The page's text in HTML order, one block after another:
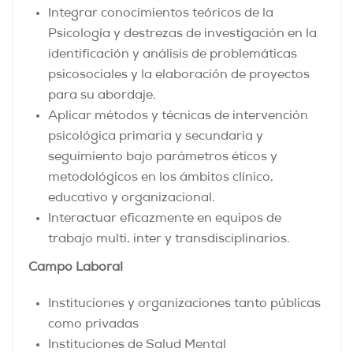
Integrar conocimientos teóricos de la
Psicología y destrezas de investigación en la
identificación y análisis de problemáticas
psicosociales y la elaboración de proyectos
para su abordaje.
Aplicar métodos y técnicas de intervención
psicológica primaria y secundaria y
seguimiento bajo parámetros éticos y
metodológicos en los ámbitos clínico,
educativo y organizacional.
Interactuar eficazmente en equipos de
trabajo multi, inter y transdisciplinarios.
Campo Laboral
Instituciones y organizaciones tanto públicas
como privadas
Instituciones de Salud Mental